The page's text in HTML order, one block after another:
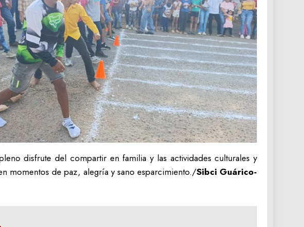
disfrute del compartir en familia y las actividades culturales y
momentos de paz, alegría y sano esparcimiento./Sibci Guárico-